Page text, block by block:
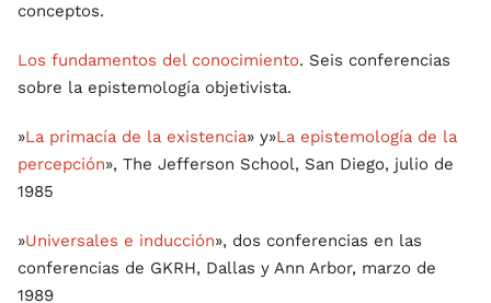
conceptos.
Los fundamentos del conocimiento. Seis conferencias
sobre la epistemología objetivista.
»La primacía de la existencia» y»La epistemología de la
percepción», The Jefferson School, San Diego, julio de
1985
»Universales e inducción», dos conferencias en las
conferencias de GKRH, Dallas y Ann Arbor, marzo de
1989